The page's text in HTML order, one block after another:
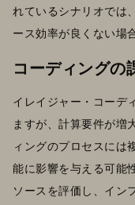
れているシナリオでは
ース効率が良くない場
コーディングの
イレイジャー・コーデ
ますが、計算要件が増
ィングのプロセスには
能に影響を与える可能
ソースを評価し、イン